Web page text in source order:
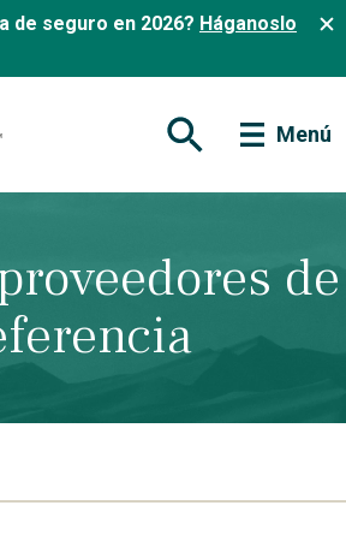
de seguro en 2026? Háganoslo
Abrir formulario de
Menú
de